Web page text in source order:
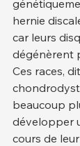
hernie
car leurs
dégénèrent
Ces races,
beaucoup
développer
cours de